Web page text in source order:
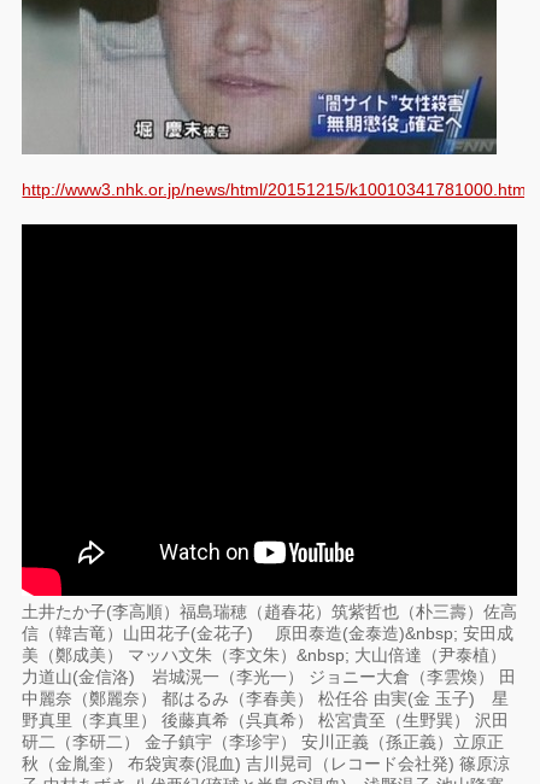
http://www3.nhk.or.jp/news/html/20151215/k10010341781000.html
土井たか子(李高順）福島瑞穂（趙春花）筑紫哲也（朴三壽）佐高
信（韓吉竜）山田花子(金花子) 原田泰造(金泰造)&nbsp; 安田成
美（鄭成美） マッハ文朱（李文朱）&nbsp; 大山倍達（尹泰植）
力道山(金信洛) 岩城滉一（李光一） ジョニー大倉（李雲煥） 田
中麗奈（鄭麗奈） 都はるみ（李春美） 松任谷 由実(金 玉子) 星
野真里（李真里） 後藤真希（呉真希） 松宮貴至（生野巽） 沢田
研二（李研二） 金子鎮宇（李珍宇） 安川正義（孫正義）立原正
秋（金胤奎） 布袋寅泰(混血) 吉川晃司（レコード会社発) 篠原涼